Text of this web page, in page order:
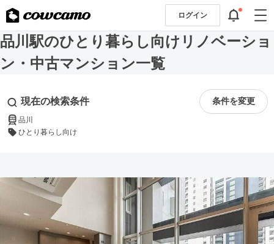
ログイン
品川駅のひとり暮らし向けリノベーショ
ン・中古マンション一覧
現在の検索条件 条件を変更
品川
ひとり暮らし向け